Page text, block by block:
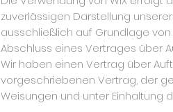
zuverlässigen Darstellung
ausschließlich auf Grundlage von
Abschluss eines Vertrages über
Wir haben einen Vertrag über
vorgeschriebenen Vertrag, der
Weisungen und unter Einhaltung